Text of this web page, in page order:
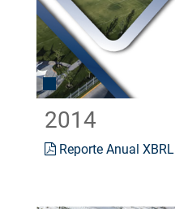
2014
Reporte Anual XBRL